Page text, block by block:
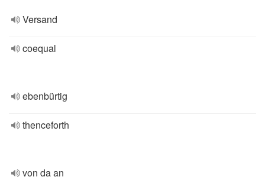
Versand
coequal
ebenbürtig
thenceforth
von da an